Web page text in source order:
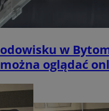
w
oglądać